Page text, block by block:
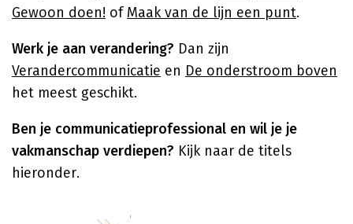
Gewoon doen! of Maak van de lijn een punt.
Werk je aan verandering? Dan zijn
Verandercommunicatie en De onderstroom boven
het meest geschikt.
Ben je communicatieprofessional en wil je je
vakmanschap verdiepen? Kijk naar de titels
hieronder.